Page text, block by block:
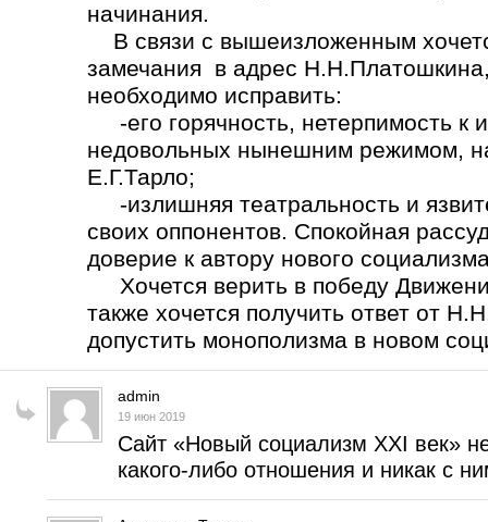
начинания.
В связи с вышеизложенным
замечания в адрес
необходимо исправить:
-его горячность, нетерпимость
недовольных нынешним режимом,
Е.Г.Тарло;
-излишняя театральность и
своих оппонентов. Спокойная
доверие к автору нового
Хочется верить в победу
также хочется получить ответ от
допустить монополизма в новом
admin
19 июн 2019
Сайт «Новый социализм XXI век»
какого-либо отношения и никак с